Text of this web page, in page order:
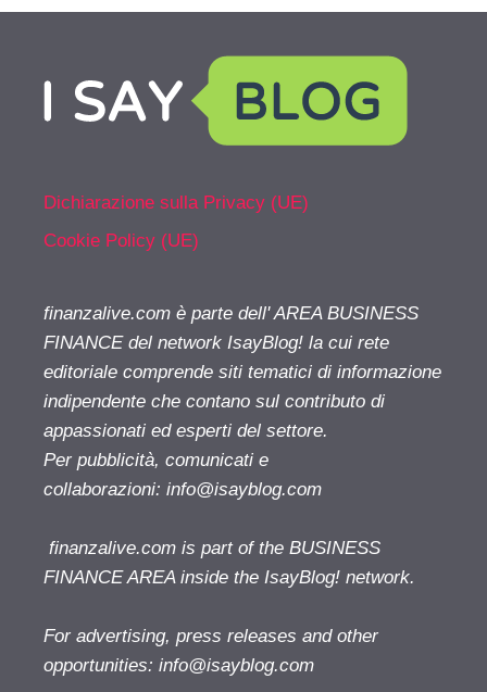
Dichiarazione sulla Privacy (UE)
Cookie Policy (UE)
finanzalive.com è parte dell' AREA BUSINESS
FINANCE del network IsayBlog! la cui rete
editoriale comprende siti tematici di informazione
indipendente che contano sul contributo di
appassionati ed esperti del settore.
Per pubblicità, comunicati e
collaborazioni: info@isayblog.com
finanzalive.com is part of the BUSINESS
FINANCE AREA inside the IsayBlog! network.
For advertising, press releases and other
opportunities: info@isayblog.com